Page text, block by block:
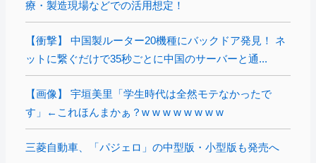
療・製造現場などでの活用想定！
【衝撃】 中国製ルーター20機種にバックドア発見！ ネ
ットに繋ぐだけで35秒ごとに中国のサーバーと通...
【画像】 宇垣美里「学生時代は全然モテなかったで
す」←これほんまかぁ？w w w w w w w w
三菱自動車、「パジェロ」の中型版・小型版も発売へ